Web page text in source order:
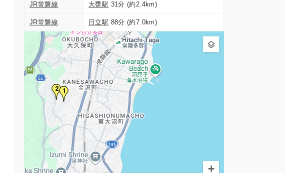
JR常磐線 大甕駅 31分 (約2.4km)
JR常磐線 日立駅 88分 (約7.0km)
1
2
+